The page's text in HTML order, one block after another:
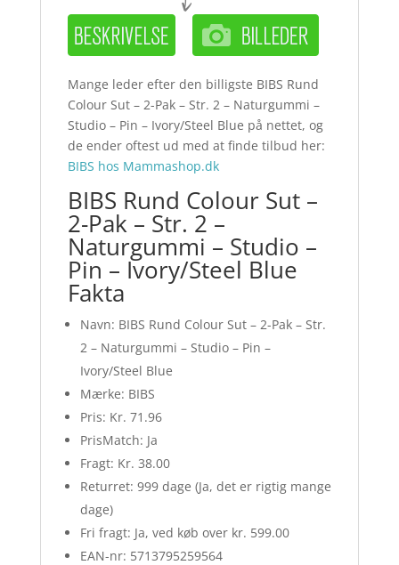
Mange leder efter den billigste BIBS Rund
Colour Sut – 2-Pak – Str. 2 – Naturgummi –
Studio – Pin – Ivory/Steel Blue på nettet, og
de ender oftest ud med at finde tilbud her:
BIBS hos Mammashop.dk
BIBS Rund Colour Sut –
2-Pak – Str. 2 –
Naturgummi – Studio –
Pin – Ivory/Steel Blue
Fakta
Navn: BIBS Rund Colour Sut – 2-Pak – Str.
2 – Naturgummi – Studio – Pin –
Ivory/Steel Blue
Mærke: BIBS
Pris: Kr. 71.96
PrisMatch: Ja
Fragt: Kr. 38.00
Returret: 999 dage (Ja, det er rigtig mange
dage)
Fri fragt: Ja, ved køb over kr. 599.00
EAN-nr: 5713795259564